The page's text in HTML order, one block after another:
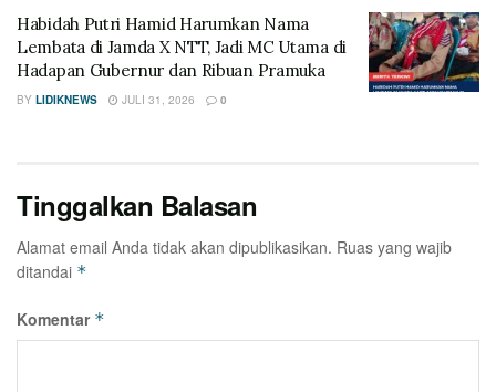
Habidah Putri Hamid Harumkan Nama
Lembata di Jamda X NTT, Jadi MC Utama di
Hadapan Gubernur dan Ribuan Pramuka
BY LIDIKNEWS JULI 31, 2026 0
Tinggalkan Balasan
Alamat email Anda tidak akan dipublikasikan. Ruas yang wajib
ditandai *
Komentar *